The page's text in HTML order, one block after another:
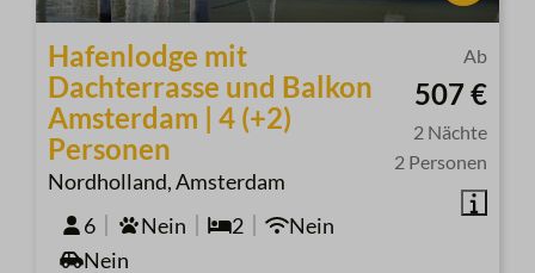
Ab
507 €
2 Nächte
2 Personen
Hafenlodge mit
Dachterrasse und Balkon
Amsterdam | 4 (+2)
Personen
Nordholland, Amsterdam
6
Nein 2
Nein
Nein